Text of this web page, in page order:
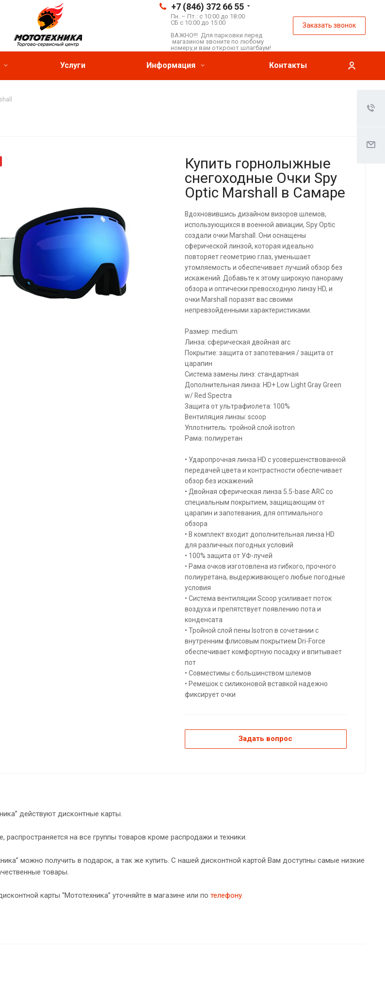
+7 (846) 372 66 55
Пн. – Пт.: с 10:00 до 18:00
СБ с 10:00 до 15:00
ВАЖНО!!! Для парковки перед
магазином звоните по любому
номеру,и вам откроют шлагбаум!
Заказать звонок
Услуги Информация Контакты
Купить горнолыжные
снегоходные Очки Spy
Optic Marshall в Самаре
Вдохновившись дизайном визоров шлемов,
использующихся в военной авиации, Spy Optic
создали очки Marshall. Они оснащены
сферической линзой, которая идеально
повторяет геометрию глаз, уменьшает
утомляемость и обеспечивает лучший обзор без
искажений. Добавьте к этому широкую панораму
обзора и оптически превосходную линзу HD, и
очки Marshall поразят вас своими
непревзойденными характеристиками.
Размер: medium
Линза: сферическая двойная arc
Покрытие: защита от запотевания / защита от
царапин
Система замены линз: стандартная
Дополнительная линза: HD+ Low Light Gray Green
w/ Red Spectra
Защита от ультрафиолета: 100%
Вентиляция линзы: scoop
Уплотнитель: тройной слой isotron
Рама: полиуретан
• Ударопрочная линза HD с усовершенствованной
передачей цвета и контрастности обеспечивает
обзор без искажений
• Двойная сферическая линза 5.5-base ARC со
специальным покрытием, защищающим от
царапин и запотевания, для оптимального
обзора
• В комплект входит дополнительная линза HD
для различных погодных условий
• 100% защита от УФ-лучей
• Рама очков изготовлена из гибкого, прочного
полиуретана, выдерживающего любые погодные
условия
• Система вентиляции Scoop усиливает поток
воздуха и препятствует появлению пота и
конденсата
• Тройной слой пены Isotron в сочетании с
внутренним флисовым покрытием Dri-Force
обеспечивает комфортную посадку и впитывает
пот
• Совместимы с большинством шлемов
• Ремешок с силиконовой вставкой надежно
фиксирует очки
Задать вопрос
действуют дисконтные карты.
распространяется на все группы товаров кроме распродажи и техники.
можно получить в подарок, а так же купить. С нашей дисконтной картой Вам доступны самые низкие
товары.
карты “Мототехника” уточняйте в магазине или по телефону.